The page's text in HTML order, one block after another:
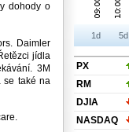
dohody o
Daimler
jídla
3M
se také na
1d 5d
PX
RM
DJIA
NASDAQ